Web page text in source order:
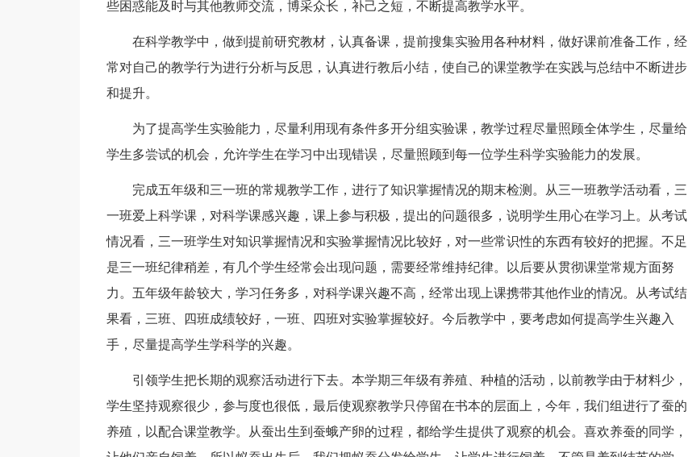
些困惑能及时与其他教师交流，博采众长，补己之短，不断提高教学水平。
在科学教学中，做到提前研究教材，认真备课，提前搜集实验用各种材料，做好课前准备工作，经
常对自己的教学行为进行分析与反思，认真进行教后小结，使自己的课堂教学在实践与总结中不断进步
和提升。
为了提高学生实验能力，尽量利用现有条件多开分组实验课，教学过程尽量照顾全体学生，尽量给
学生多尝试的机会，允许学生在学习中出现错误，尽量照顾到每一位学生科学实验能力的发展。
完成五年级和三一班的常规教学工作，进行了知识掌握情况的期末检测。从三一班教学活动看，三
一班爱上科学课，对科学课感兴趣，课上参与积极，提出的问题很多，说明学生用心在学习上。从考试
情况看，三一班学生对知识掌握情况和实验掌握情况比较好，对一些常识性的东西有较好的把握。不足
是三一班纪律稍差，有几个学生经常会出现问题，需要经常维持纪律。以后要从贯彻课堂常规方面努
力。五年级年龄较大，学习任务多，对科学课兴趣不高，经常出现上课携带其他作业的情况。从考试结
果看，三班、四班成绩较好，一班、四班对实验掌握较好。今后教学中，要考虑如何提高学生兴趣入
手，尽量提高学生学科学的兴趣。
引领学生把长期的观察活动进行下去。本学期三年级有养殖、种植的活动，以前教学由于材料少，
学生坚持观察很少，参与度也很低，最后使观察教学只停留在书本的层面上，今年，我们组进行了蚕的
养殖，以配合课堂教学。从蚕出生到蚕蛾产卵的过程，都给学生提供了观察的机会。喜欢养蚕的同学，